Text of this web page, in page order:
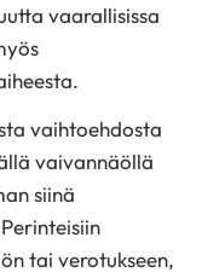
vaarallisissa
vaihtoehdosta
vaivannäöllä
siinä
tai verotukseen,